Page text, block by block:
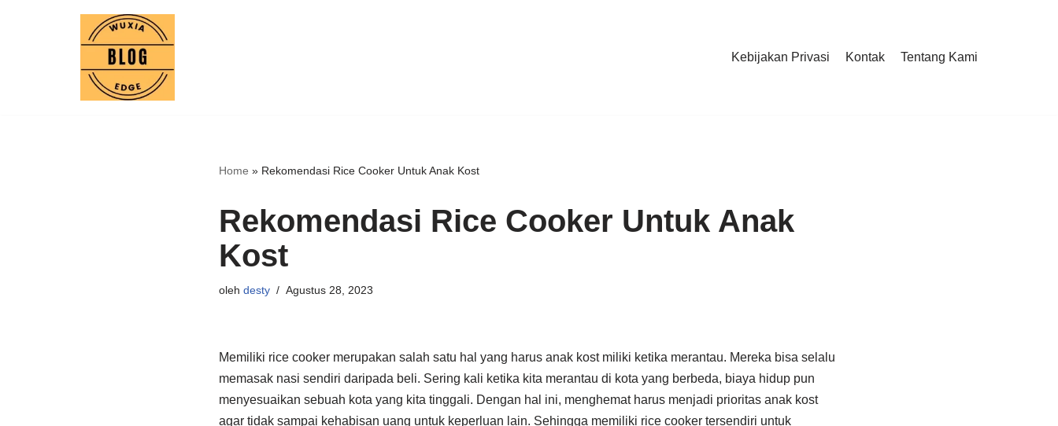
Kebijakan Privasi Kontak Tentang Kami
Home » Rekomendasi Rice Cooker Untuk Anak Kost
Rekomendasi Rice Cooker Untuk Anak
Kost
oleh desty Agustus 28, 2023
Memiliki rice cooker merupakan salah satu hal yang harus anak kost miliki ketika merantau. Mereka bisa selalu
memasak nasi sendiri daripada beli. Sering kali ketika kita merantau di kota yang berbeda, biaya hidup pun
menyesuaikan sebuah kota yang kita tinggali. Dengan hal ini, menghemat harus menjadi prioritas anak kost
agar tidak sampai kehabisan uang untuk keperluan lain. Sehingga memiliki rice cooker tersendiri untuk